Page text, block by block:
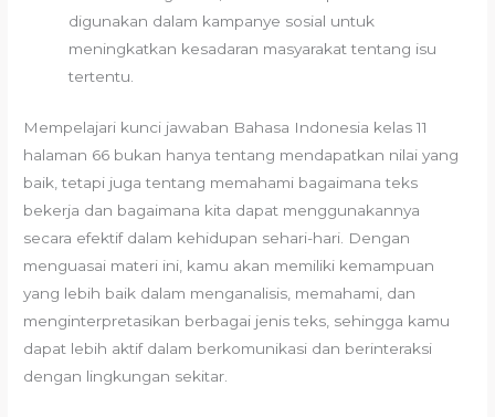
digunakan dalam kampanye sosial untuk
meningkatkan kesadaran masyarakat tentang isu
tertentu.
Mempelajari kunci jawaban Bahasa Indonesia kelas 11
halaman 66 bukan hanya tentang mendapatkan nilai yang
baik, tetapi juga tentang memahami bagaimana teks
bekerja dan bagaimana kita dapat menggunakannya
secara efektif dalam kehidupan sehari-hari. Dengan
menguasai materi ini, kamu akan memiliki kemampuan
yang lebih baik dalam menganalisis, memahami, dan
menginterpretasikan berbagai jenis teks, sehingga kamu
dapat lebih aktif dalam berkomunikasi dan berinteraksi
dengan lingkungan sekitar.